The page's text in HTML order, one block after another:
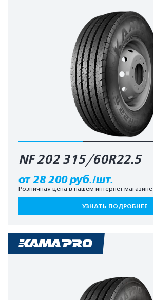
NF 202 315/60R22.5
от 28 200 руб./шт.
Розничная цена в нашем интернет-магазине
УЗНАТЬ ПОДРОБНЕЕ